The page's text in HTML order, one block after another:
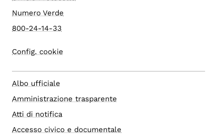
Numero Verde
800-24-14-33
Config. cookie
Albo ufficiale
Amministrazione trasparente
Atti di notifica
Accesso civico e documentale